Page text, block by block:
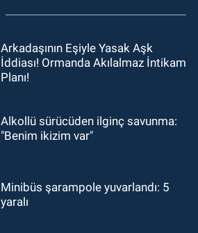
Arkadaşının Eşiyle Yasak Aşk
İddiası! Ormanda Akılalmaz İntikam
Planı!
Alkollü sürücüden ilginç savunma:
"Benim ikizim var"
Minibüs şarampole yuvarlandı: 5
yaralı